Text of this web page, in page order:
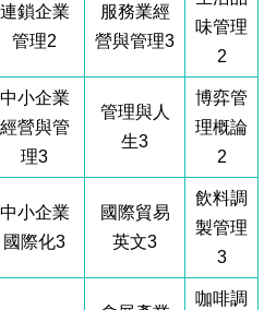
連鎖企業
管理2
服務業經
營與管理3
味管理
2
中小企業
經營與管
理3
管理與人
生3
博弈管
理概論
2
中小企業
國際化3
國際貿易
英文3
飲料調
製管理
3
咖啡調